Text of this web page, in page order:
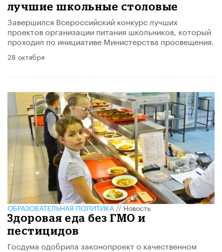
лучшие школьные столовые
Завершился Всероссийский конкурс лучших
проектов организации питания школьников, который
проходил по инициативе Министерства просвещения.
28 октября
ОБРАЗОВАТЕЛЬНАЯ ПОЛИТИКА//Новость
Здоровая еда без ГМО и
пестицидов
Госдума одобрила законопроект о качественном